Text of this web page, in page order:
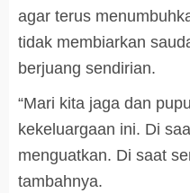
agar terus
tidak membiarkan
berjuang sendirian.
“Mari kita jaga dan
kekeluargaan ini. Di
menguatkan. Di saat
tambahnya.